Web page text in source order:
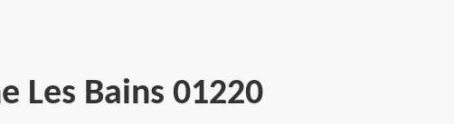
Les Bains 01220